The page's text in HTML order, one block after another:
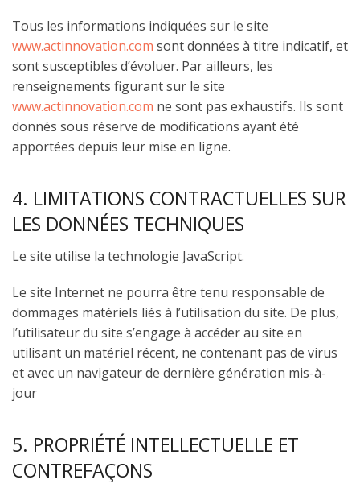
Tous les informations indiquées sur le site
www.actinnovation.com sont données à titre indicatif, et
sont susceptibles d’évoluer. Par ailleurs, les
renseignements figurant sur le site
www.actinnovation.com ne sont pas exhaustifs. Ils sont
donnés sous réserve de modifications ayant été
apportées depuis leur mise en ligne.
4. LIMITATIONS CONTRACTUELLES SUR
LES DONNÉES TECHNIQUES
Le site utilise la technologie JavaScript.
Le site Internet ne pourra être tenu responsable de
dommages matériels liés à l’utilisation du site. De plus,
l’utilisateur du site s’engage à accéder au site en
utilisant un matériel récent, ne contenant pas de virus
et avec un navigateur de dernière génération mis-à-
jour
5. PROPRIÉTÉ INTELLECTUELLE ET
CONTREFAÇONS